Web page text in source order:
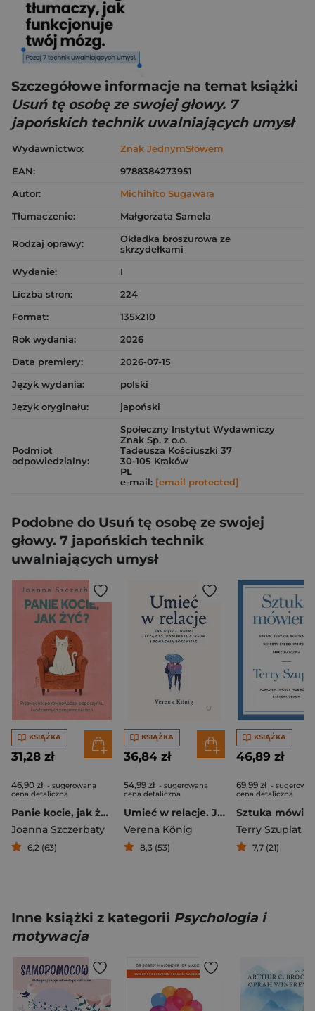
Szczegółowe informacje na temat książki
Usuń tę osobę ze swojej głowy. 7
japońskich technik uwalniających umysł
Wydawnictwo:
Znak JednymSłowem
EAN:
9788384273951
Autor:
Michihito Sugawara
Tłumaczenie:
Małgorzata Samela
Rodzaj oprawy:
Okładka broszurowa ze
skrzydełkami
Wydanie:
I
Liczba stron:
224
Format:
135x210
Rok wydania:
2026
Data premiery:
2026-07-15
Język wydania:
polski
Język oryginału:
japoński
Podmiot
odpowiedzialny:
Społeczny Instytut Wydawniczy
Znak Sp. z o.o.
Tadeusza Kościuszki 37
30-105 Kraków
PL
e-mail: [email protected]
Podobne do Usuń tę osobę ze swojej
głowy. 7 japońskich technik
uwalniających umysł
KSIĄŻKA
31,28 zł
46,90 zł - sugerowana
cena detaliczna
Panie kocie, jak żyć?. Przewodnik po równowadze, odpoczynku i codziennych przyjemnościach
Joanna Szczerbaty
6,2 (63)
KSIĄŻKA
36,84 zł
54,99 zł - sugerowana
cena detaliczna
Umieć w relacje. Jak więzi z innymi leczą nas, uwalniają z traum i pomagają rozkwitać
Verena König
8,3 (53)
KSIĄŻKA
46,89 zł
69,99 zł -
cena detaliczna
Terry Szuplat
7,7 (21)
Inne książki z kategorii Psychologia i
motywacja